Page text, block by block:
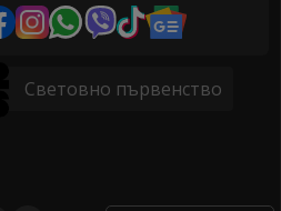
Световно първенство